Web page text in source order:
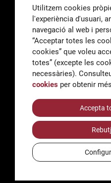
General
Informació
AccessibilitatAvís legal i
Política de cookies
Crèdits
Utilitzem cookies
l'experiència d'usuari,
navegació al web i
“Acceptar totes les
cookies” que voleu
totes” (excepte les
necessàries).
cookies per obtenir
Accepta